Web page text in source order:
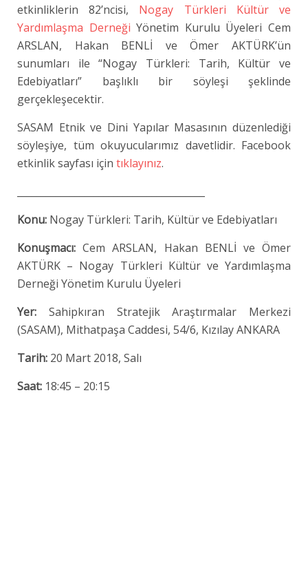
etkinliklerin 82’ncisi, Nogay Türkleri Kültür ve
Yardımlaşma Derneği Yönetim Kurulu Üyeleri Cem
ARSLAN, Hakan BENLİ ve Ömer AKTÜRK’ün
sunumları ile “Nogay Türkleri: Tarih, Kültür ve
Edebiyatları” başlıklı bir söyleşi şeklinde
gerçekleşecektir.
SASAM Etnik ve Dini Yapılar Masasının düzenlediği
söyleşiye, tüm okuyucularımız davetlidir. Facebook
etkinlik sayfası için tıklayınız.
Konu: Nogay Türkleri: Tarih, Kültür ve Edebiyatları
Konuşmacı:Cem ARSLAN, Hakan BENLİ ve Ömer
AKTÜRK – Nogay Türkleri Kültür ve Yardımlaşma
Derneği Yönetim Kurulu Üyeleri
Yer: Sahipkıran Stratejik Araştırmalar Merkezi
(SASAM), Mithatpaşa Caddesi, 54/6, Kızılay ANKARA
Tarih: 20 Mart 2018, Salı
Saat: 18:45 – 20:15